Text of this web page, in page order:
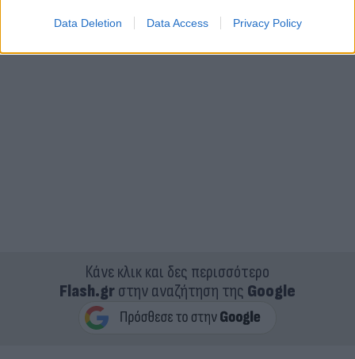
Data Deletion Data Access Privacy Policy
Κάνε κλικ και δες περισσότερο
Flash.grστην αναζήτηση της Google